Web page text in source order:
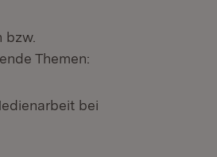
bzw.
Themen:
bei